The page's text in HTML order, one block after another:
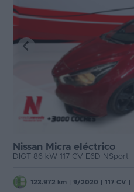
Nissan Micra eléctrico
DIGT 86 kW 117 CV E6D NSport
123.972 km 9/2020 117 CV